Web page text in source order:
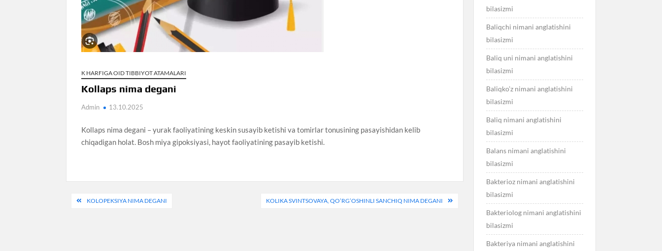
K HARFIGA OID TIBBIYOT ATAMALARI
Kollaps nima degani
Admin 13.10.2025
Kollaps nima degani – yurak faoliyatining keskin susayib ketishi va tomirlar tonusining pasayishidan kelib
chiqadigan holat. Bosh miya gipoksiyasi, hayot faoliyatining pasayib ketishi.
PostKOLOPEKSIYA NIMA DEGANI KOLIKA SVINTSOVAYA, QO’RG’OSHINLI SANCHIQ NIMA DEGANI
bilasizmi
Baliqchi nimani anglatishini
bilasizmi
Baliq uni nimani anglatishini
bilasizmi
Baliqko’z nimani anglatishini
bilasizmi
Baliq nimani anglatishini
bilasizmi
Balans nimani anglatishini
bilasizmi
Bakterioz nimani anglatishini
bilasizmi
Bakteriolog nimani anglatishini
bilasizmi
Bakteriya nimani anglatishini